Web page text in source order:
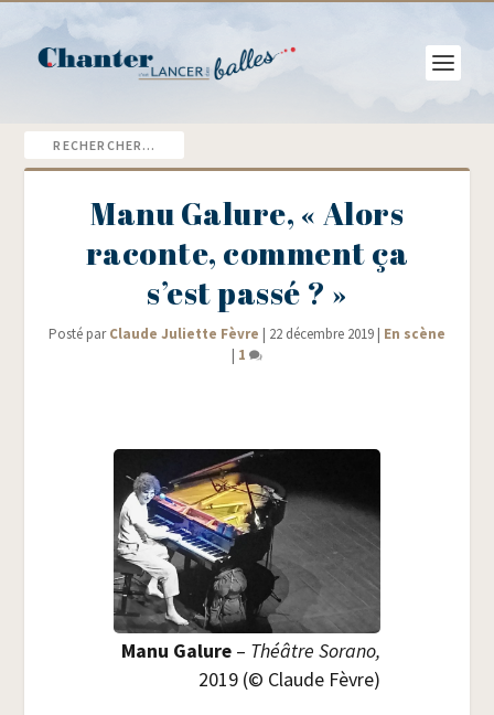
Manu Galure, « Alors
raconte, comment ça
s’est passé ? »
Posté parClaude Juliette Fèvre | 22 décembre 2019 | En scène
| 1
Manu Galure– Théâtre Sora­no,
2019 (© Claude Fèvre)